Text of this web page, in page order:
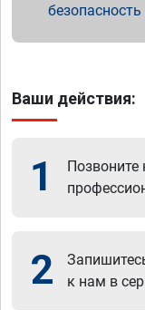
Ваши действия:
1 Позвоните
2
к нам в